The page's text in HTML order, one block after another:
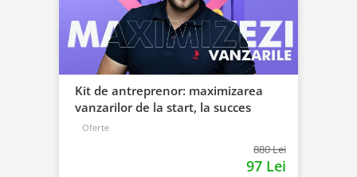
Kit de antreprenor: maximizarea
vanzarilor de la start, la succes
Oferte
880 Lei
97 Lei